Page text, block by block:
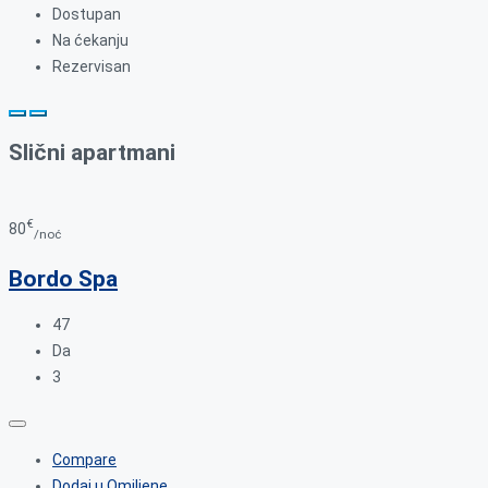
Dostupan
Na ćekanju
Rezervisan
Slični apartmani
80€
/noć
Bordo Spa
47
Da
3
Compare